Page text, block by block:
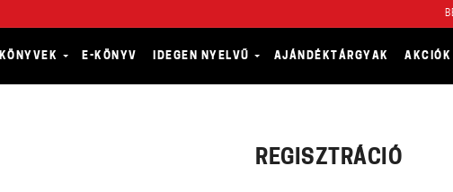
KÖNYVEK E-KÖNYV IDEGEN NYELVŰ AJÁNDÉKTÁRGYAK AKCIÓK
REGISZTRÁCIÓ